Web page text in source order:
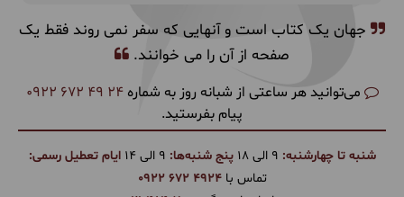
جهان یک کتاب است و آنهایی که سفر نمی روند فقط یک
صفحه از آن را می خوانند.
می‌توانید هر ساعتی از شبانه روز به شماره 0922 672 49 24
پیام بفرستید.
شنبه تا چهارشنبه: پنج شنبه‌ها:
ایام تعطیل رسمی:
تماس با0922 672 4924